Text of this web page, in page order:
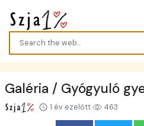
Galéria / Gyógyuló
1 év ezelőtt 463